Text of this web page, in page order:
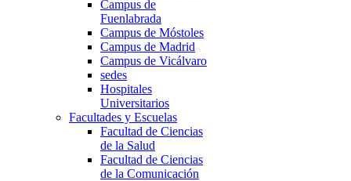
Campus de
Fuenlabrada
Campus de Móstoles
Campus de Madrid
Campus de Vicálvaro
sedes
Hospitales
Universitarios
Facultades y Escuelas
Facultad de Ciencias
de la Salud
Facultad de Ciencias
de la Comunicación